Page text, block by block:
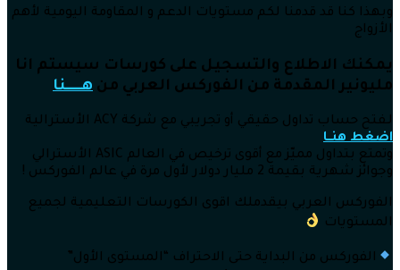
وبهذا كنا قد قدمنا لكم مستويات الدعم و المقاومة اليومية لأهم
الأزواج
يمكنك الاطلاع والتسجيل على كورسات سيستم انا
مليونير المقدمة من الفوركس العربي من هــــــنا
لـفتح حساب تداول حقيقي أو تجريبي مع شركة ACY الأسترالية
اضغط هنــا
وتمتع بتداول مميّز مع أقوى ترخيص في العالم ASIC الأسترالي
وجوائز شهرية بقيمة 2 مليار دولار لأول مرة في عالم الفوركس !
الفوركس العربي بيقدملك اقوى الكورسات التعليمية لجميع
المستويات
الفوركس من البداية حتى الاحتراف “المستوى الأول”